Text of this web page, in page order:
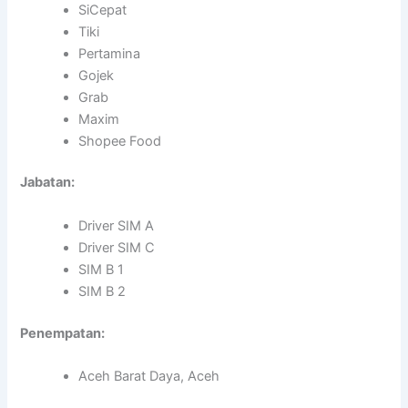
SiCepat
Tiki
Pertamina
Gojek
Grab
Maxim
Shopee Food
Jabatan:
Driver SIM A
Driver SIM C
SIM B 1
SIM B 2
Penempatan:
Aceh Barat Daya, Aceh